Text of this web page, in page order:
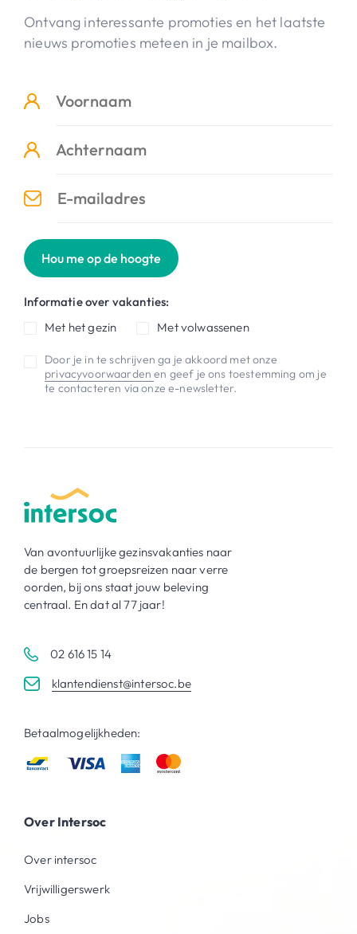
Ontvang interessante promoties en het laatste
nieuws promoties meteen in je mailbox.
Hou me op de hoogte
Informatie over vakanties:
Met het gezin
Met volwassenen
Door je in te schrijven ga je akkoord met onze
privacyvoorwaardenen geef je ons toestemming om je
te contacteren via onze e-newsletter.
Van avontuurlijke gezinsvakanties naar
de bergen tot groepsreizen naar verre
oorden, bij ons staat jouw beleving
centraal. En dat al 77 jaar!
02 616 15 14
klantendienst@intersoc.be
Betaalmogelijkheden:
Over Intersoc
Over intersoc
Vrijwilligerswerk
Jobs